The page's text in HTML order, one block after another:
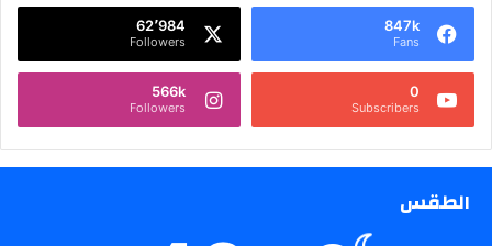
847k
Fans
62٬984
Followers
0
Subscribers
566k
Followers
الطقس